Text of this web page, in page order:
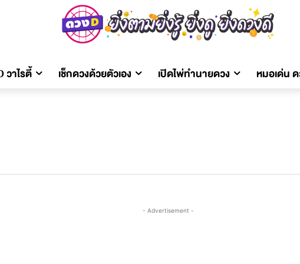
วาไรตี้ เช็กดวงด้วยตัวเอง เปิดไพ่ทำนายดวง หมอเด่น
- Advertisement -